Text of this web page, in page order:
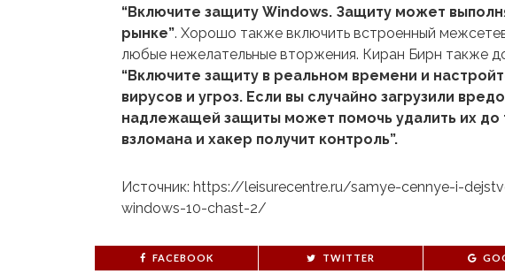
“Включите защиту Windows. Защиту может
рынке”. Хорошо также включить встроенный
любые нежелательные вторжения. Киран Бирн также
“Включите защиту в реальном времени и
вирусов и угроз. Если вы случайно загрузили
надлежащей защиты может помочь удалить их до
взломана и хакер получит контроль”.
Источник: https://leisurecentre.ru/samye-cennye-i-
windows-10-chast-2/
FACEBOOK TWITTER